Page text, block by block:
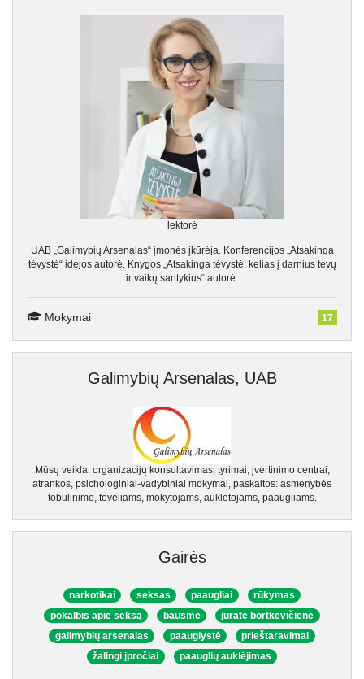
lektorė
UAB „Galimybių Arsenalas“ įmonės įkūrėja. Konferencijos „Atsakinga
tėvystė“ idėjos autorė. Knygos „Atsakinga tėvystė: kelias į darnius tėvų
ir vaikų santykius“ autorė.
Mokymai 17
Galimybių Arsenalas, UAB
Mūsų veikla: organizacijų konsultavimas, tyrimai, įvertinimo centrai,
atrankos, psichologiniai-vadybiniai mokymai, paskaitos: asmenybės
tobulinimo, tėveliams, mokytojams, auklėtojams, paaugliams.
Gairės
narkotikai seksas paaugliai
rūkymas
pokalbis apie seksą
bausmė
jūratė bortkevičienė
galimybių arsenalas
paauglystė
prieštaravimai
žalingi įpročiai
paauglių auklėjimas